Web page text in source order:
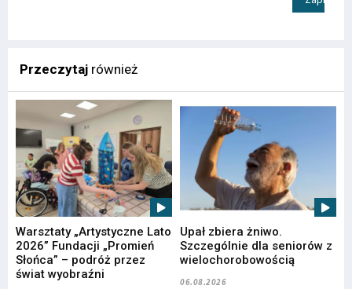
Przeczytaj również
Warsztaty „Artystyczne Lato
2026” Fundacji „Promień
Słońca” – podróż przez
świat wyobraźni
Upał zbiera żniwo.
Szczególnie dla seniorów z
wielochorobowością
06.08.2026